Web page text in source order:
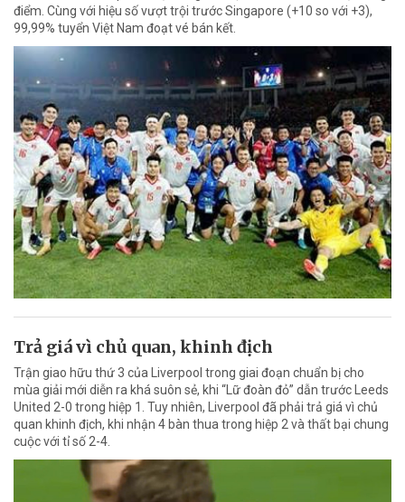
điểm. Cùng với hiệu số vượt trội trước Singapore (+10 so với +3),
99,99% tuyển Việt Nam đoạt vé bán kết.
Trả giá vì chủ quan, khinh địch
Trận giao hữu thứ 3 của Liverpool trong giai đoạn chuẩn bị cho
mùa giải mới diễn ra khá suôn sẻ, khi “Lữ đoàn đỏ” dẫn trước Leeds
United 2-0 trong hiệp 1. Tuy nhiên, Liverpool đã phải trả giá vì chủ
quan khinh địch, khi nhận 4 bàn thua trong hiệp 2 và thất bại chung
cuộc với tỉ số 2-4.